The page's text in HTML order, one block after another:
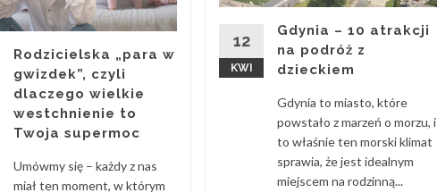
Rodzicielska „para w
gwizdek”, czyli
dlaczego wielkie
westchnienie to
Twoja supermoc
Umówmy się – każdy z nas
miał ten moment, w którym
12
KWI
Gdynia – 10 atrakcji
na podróż z
dzieckiem
Gdynia to miasto, które
powstało z marzeń o morzu, i
to właśnie ten morski klimat
sprawia, że jest idealnym
miejscem na rodzinną...